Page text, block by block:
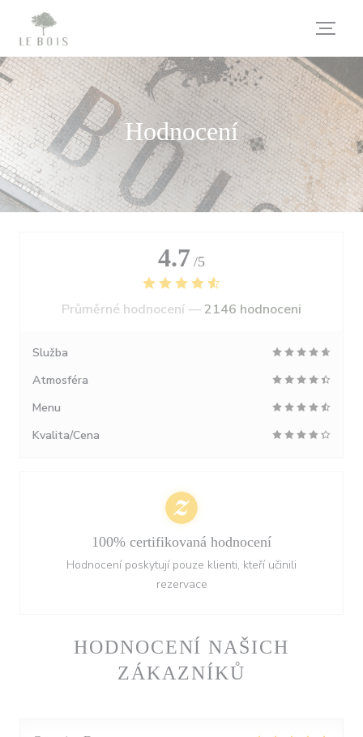
Panel pro správu cookies
Hodnocení
HODNOCENÍ NAŠICH
ZÁKAZNÍKŮ
4.7 /5
Průměrné hodnocení — 2146 hodnoceni
Služba
Atmosféra
Menu
Kvalita/Cena
100% certifikovaná hodnocení
Hodnocení poskytují pouze klienti, kteří učinili
rezervace